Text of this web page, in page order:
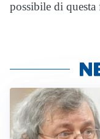
possibile di